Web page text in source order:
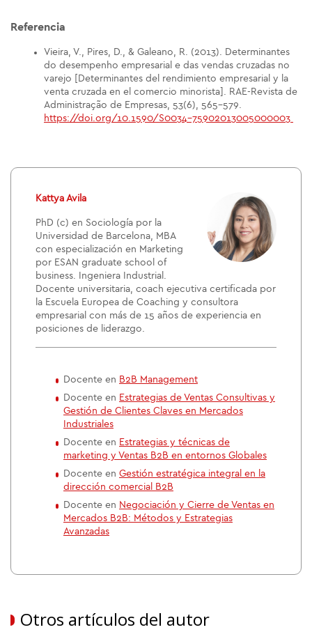
Referencia
Vieira, V., Pires, D., & Galeano, R. (2013). Determinantes
do desempenho empresarial e das vendas cruzadas no
varejo [Determinantes del rendimiento empresarial y la
venta cruzada en el comercio minorista]. RAE-Revista de
Administração de Empresas, 53(6), 565-579.
https://doi.org/10.1590/S0034-75902013005000003
Kattya Avila
PhD (c) en Sociología por la
Universidad de Barcelona, MBA
con especialización en Marketing
por ESAN graduate school of
business. Ingeniera Industrial.
Docente universitaria, coach ejecutiva certificada por
la Escuela Europea de Coaching y consultora
empresarial con más de 15 años de experiencia en
posiciones de liderazgo.
Docente en B2B Management
Docente en Estrategias de Ventas Consultivas y
Gestión de Clientes Claves en Mercados
Industriales
Docente en Estrategias y técnicas de
marketing y Ventas B2B en entornos Globales
Docente en Gestión estratégica integral en la
dirección comercial B2B
Docente en Negociación y Cierre de Ventas en
Mercados B2B: Métodos y Estrategias
Avanzadas
Otros artículos del autor